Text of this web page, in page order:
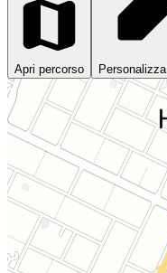
Apri percorso